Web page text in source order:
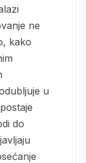
ne
kako
u
do